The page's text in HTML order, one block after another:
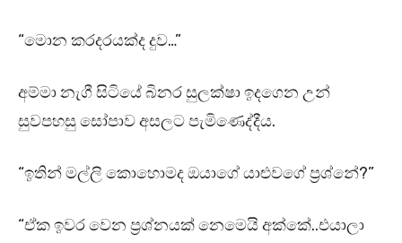
“මොන කරදරයක්ද දුව…”
අම්මා නැගී සිටියේ බිනර සුලක්ෂා ඉදගෙන උන්
සුවපහසු සෝපාව අසලට පැමිණෙද්දීය.
“ඉතින් මල්ලි කොහොමද ඔයාගේ යාළුවගේ ප්‍රශ්නේ?”
“ඒක ඉවර වෙන ප්‍රශ්නයක් නෙමෙයි අක්කේ..එයාලා